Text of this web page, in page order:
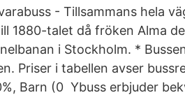
- Tillsammans hela
1880-talet då fröken Alma
i Stockholm. *
Priser i tabellen avser
Barn (0 Ybuss erbjuder